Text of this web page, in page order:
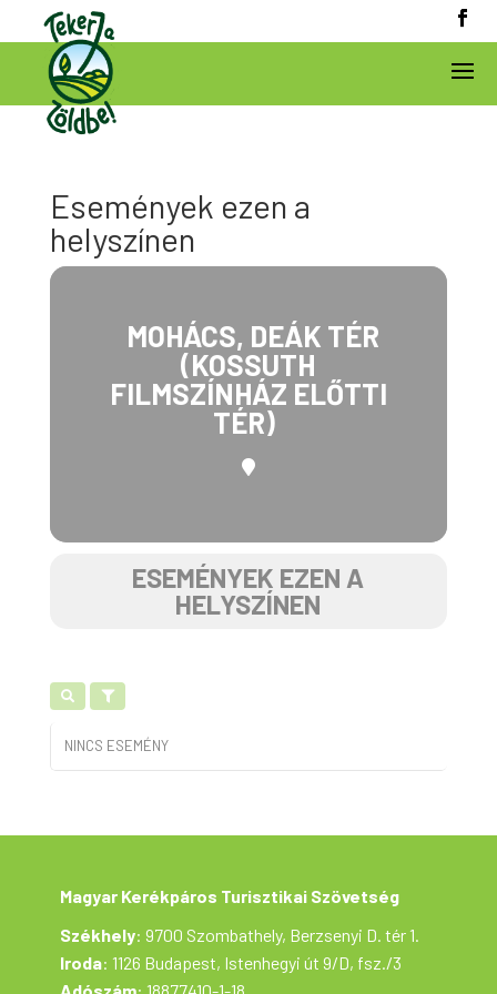
Események ezen a
helyszínen
MOHÁCS, DEÁK TÉR
(KOSSUTH
FILMSZÍNHÁZ ELŐTTI
TÉR)
ESEMÉNYEK EZEN A
HELYSZÍNEN
NINCS ESEMÉNY
Magyar Kerékpáros Turisztikai Szövetség
Székhely: 9700 Szombathely, Berzsenyi D. tér 1.
Iroda: 1126 Budapest, Istenhegyi út 9/D, fsz./3